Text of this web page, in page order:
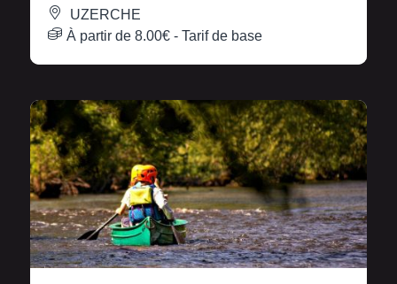
UZERCHE
À partir de 8.00€ - Tarif de base